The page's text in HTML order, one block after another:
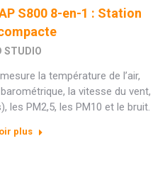
S800 8-en-1 : Station
STUDIO
la température de l’air,
la vitesse du vent,
les PM2,5, les PM10 et le bruit.
plus